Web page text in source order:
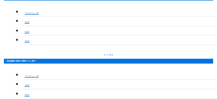
ワンルーム・1K
1LDK
2LDK
3LDK
もっと見る
西高蔵駅の物件を間取りから探す
ワンルーム・1K
1LDK
2LDK